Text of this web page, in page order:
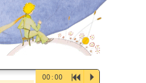
00:00 R P